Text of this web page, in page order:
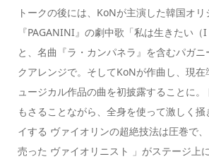
トークの後には、KoNが主演した韓国オ
『PAGANINI』の劇中歌「私は生きたい（
と、名曲『ラ・カンパネラ』を含むパガ
クアレンジで。そしてKoNが作曲し、現在
ュージカル作品の曲を初披露することに
もさることながら、全身を使って激しく
イする ヴァイオリンの超絶技法は圧巻で
売った ヴァイオリニスト 」がステージ上